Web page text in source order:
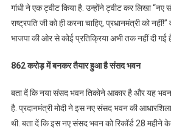
गांधी ने एक ट्वीट किया है. उन्होंने ट्वीट कर लिखा
राष्ट्रपति जी को ही करना चाहिए, प्रधानमंत्री को
भाजपा की ओर से कोई प्रतिक्रिया अभी तक नहीं दी गई
862 करोड़ में बनकर तैयार हुआ है संसद भवन
बता दें कि नया संसद भवन तिकोने आकार है और यह
है. प्रदानमंत्री मोदी ने इस नए संसद भवन की
थी. बता दें कि इस नए संसद भवन को रिकॉर्ड 28 महीने